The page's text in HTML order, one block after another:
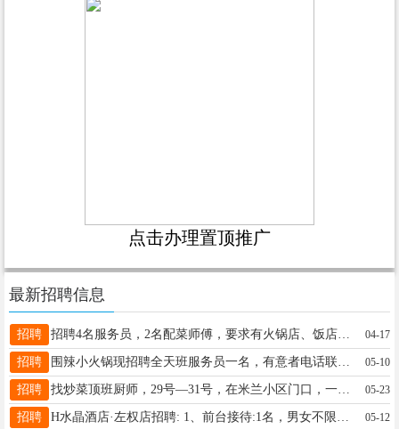
点击办理置顶推广
最新招聘信息
招聘 招聘4名服务员，2名配菜师傅，要求有火锅店、饭店工作经验，年龄不限制，薪资面议，有意者联系13363445551 04-17
招聘 05-10
招聘 找炒菜顶班厨师，29号—31号，在米兰小区门口，一天300元，联系电话18803546628 05-23
招聘 05-12